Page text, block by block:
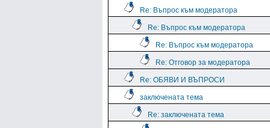
Re: Въпрос към модератора
Re: Въпрос към модератора
Re: Въпрос към модератора
Re: Отговор за модератора
Re: ОБЯВИ И ВЪПРОСИ
заключената тема
Re: заключената тема